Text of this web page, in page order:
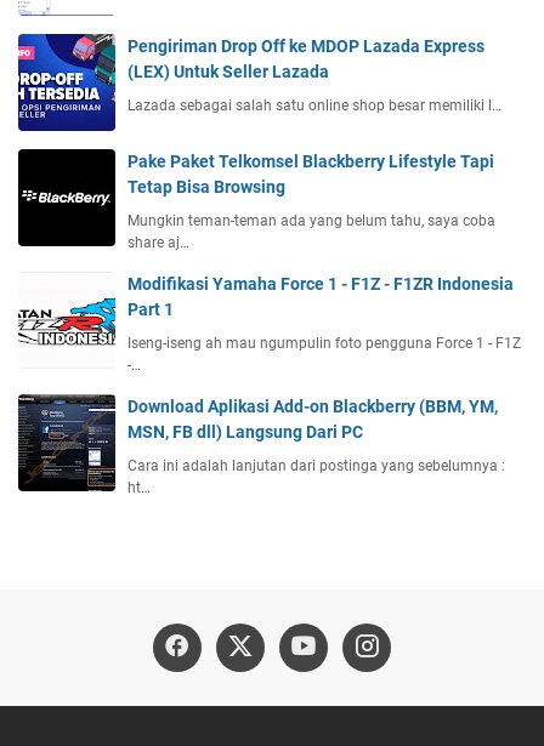
Pengiriman Drop Off ke MDOP Lazada Express
(LEX) Untuk Seller Lazada
Lazada sebagai salah satu online shop besar memiliki l…
Pake Paket Telkomsel Blackberry Lifestyle Tapi
Tetap Bisa Browsing
Mungkin teman-teman ada yang belum tahu, saya coba
share aj…
Modifikasi Yamaha Force 1 - F1Z - F1ZR Indonesia
Part 1
Iseng-iseng ah mau ngumpulin foto pengguna Force 1 - F1Z
-…
Download Aplikasi Add-on Blackberry (BBM, YM,
MSN, FB dll) Langsung Dari PC
Cara ini adalah lanjutan dari postinga yang sebelumnya :
ht…